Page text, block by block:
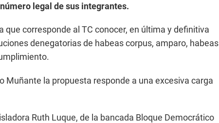
legal de sus integrantes.
que corresponde al TC conocer, en última y definitiva
denegatorias de habeas corpus, amparo, habeas
Muñante la propuesta responde a una excesiva carga
Ruth Luque, de la bancada Bloque Democrático